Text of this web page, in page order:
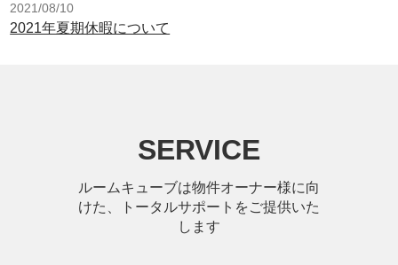
2021/08/10
2021年夏期休暇について
SERVICE
ルームキューブは物件オーナー様に向
けた、トータルサポートをご提供いた
します